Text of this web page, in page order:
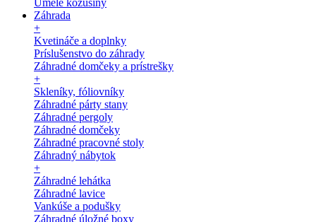
Umelé kožušiny
Záhrada
+
Kvetináče a doplnky
Príslušenstvo do záhrady
Záhradné domčeky a prístrešky
+
Skleníky, fóliovníky
Záhradné párty stany
Záhradné pergoly
Záhradné domčeky
Záhradné pracovné stoly
Záhradný nábytok
+
Záhradné lehátka
Záhradné lavice
Vankúše a podušky
Záhradné úložné boxy